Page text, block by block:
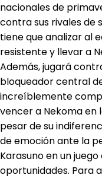
nacionales de
contra sus rivales de
tiene que analizar al
resistente y llevar a
Además, jugará
bloqueador central
increíblemente
vencer a Nekoma en
pesar de su
de emoción ante la
Karasuno en un
oportunidades. Para